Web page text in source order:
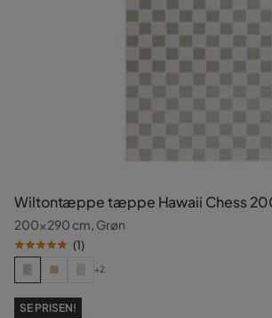
Wiltontæppe tæppe Hawaii Chess
200x290 cm, Grøn
(1)
+2
SE PRISEN!